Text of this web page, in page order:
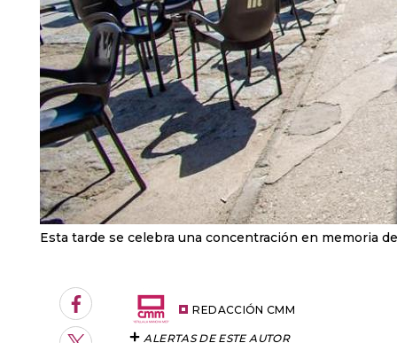
Esta tarde se celebra una concentración en memoria
Facebook REDACCIÓN CMM
ALERTAS DE ESTE AUTOR